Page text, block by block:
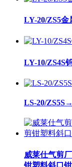
LY-20/ZS5金
LY-10/ZS4S
LS-20/ZS5S→
威莱仕气剪
钳塑料斜口钳